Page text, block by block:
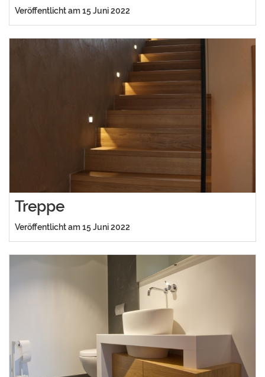
Veröffentlicht am 15 Juni 2022
Treppe
Veröffentlicht am 15 Juni 2022